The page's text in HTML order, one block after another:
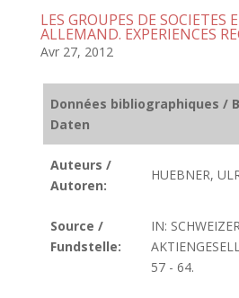
LES GROUPES DE SOCIETES
ALLEMAND. EXPERIENCES
Avr 27, 2012
Données bibliographiques /
Daten
Auteurs /
Autoren:
HUEBNER,
Source /
Fundstelle:
IN:
57 - 64.